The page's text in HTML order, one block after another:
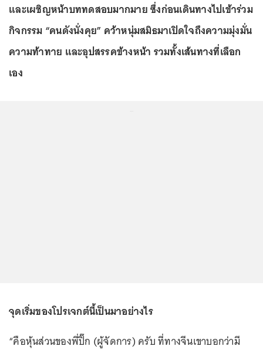
และเผชิญหน้าบททดสอบมากมาย ซึ่งก่อนเดินทางไปเข้าร่วม
กิจกรรม “คนดังนั่งคุย” คว้าหนุ่มสมิธมาเปิดใจถึงความมุ่งมั่น
ความท้าทาย และอุปสรรคข้างหน้า รวมทั้งเส้นทางที่เลือก
เอง
จุดเริ่มของโปรเจกต์นี้เป็นมาอย่างไร
“คือหุ้นส่วนของพี่ปิ๊ก (ผู้จัดการ) ครับ ที่ทางจีนเขาบอกว่ามี